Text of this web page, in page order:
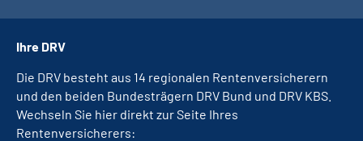
Ihre DRV
Die DRV besteht aus 14 regionalen Rentenversicherern
und den beiden Bundesträgern DRV Bund und DRV KBS.
Wechseln Sie hier direkt zur Seite Ihres
Rentenversicherers: